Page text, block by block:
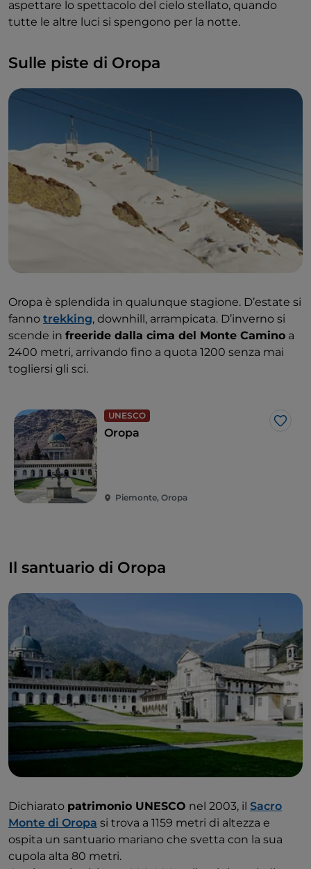
aspettare lo spettacolo del cielo stellato, quando
tutte le altre luci si spengono per la notte.
Sulle piste di Oropa
Oropa è splendida in qualunque stagione. D’estate si
fanno trekking, downhill, arrampicata. D’inverno si
scende in freeride dalla cima del Monte Camino a
2400 metri, arrivando fino a quota 1200 senza mai
togliersi gli sci.
UNESCO
Like
Oropa
Piemonte, Oropa
Il santuario di Oropa
Dichiarato patrimonio UNESCO nel 2003, il Sacro
Monte di Oropa si trova a 1159 metri di altezza e
ospita un santuario mariano che svetta con la sua
cupola alta 80 metri.